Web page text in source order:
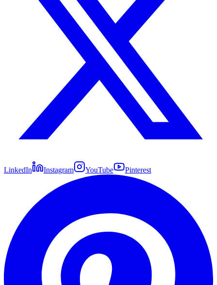
LinkedIn Instagram YouTube Pinterest